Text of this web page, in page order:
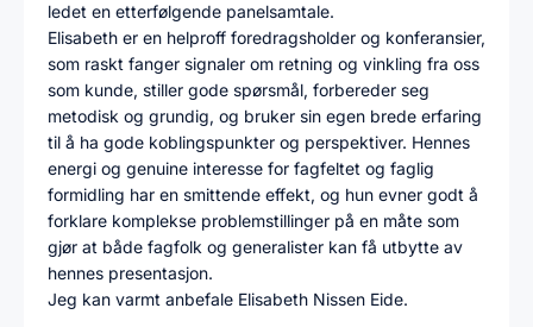
ledet en etterfølgende panelsamtale.
Elisabeth er en helproff foredragsholder og konferansier,
som raskt fanger signaler om retning og vinkling fra oss
som kunde, stiller gode spørsmål, forbereder seg
metodisk og grundig, og bruker sin egen brede erfaring
til å ha gode koblingspunkter og perspektiver. Hennes
energi og genuine interesse for fagfeltet og faglig
formidling har en smittende effekt, og hun evner godt å
forklare komplekse problemstillinger på en måte som
gjør at både fagfolk og generalister kan få utbytte av
hennes presentasjon.
Jeg kan varmt anbefale Elisabeth Nissen Eide.